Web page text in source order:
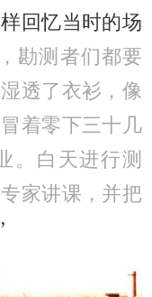
回忆当时的场
勘测者们都要
透了衣衫，像
着零下三十几
。白天进行测
家讲课，并把